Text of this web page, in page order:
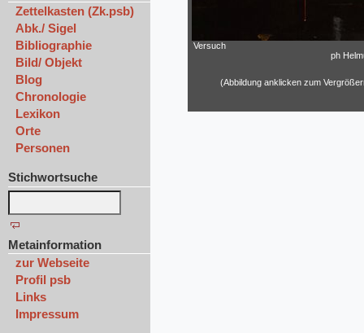
Zettelkasten (Zk.psb)
Abk./ Sigel
Bibliographie
Bild/ Objekt
Blog
Chronologie
Lexikon
Orte
Personen
Stichwortsuche
Metainformation
zur Webseite
Profil psb
Links
Impressum
Versuch
ph
(Abbildung anklicken zum